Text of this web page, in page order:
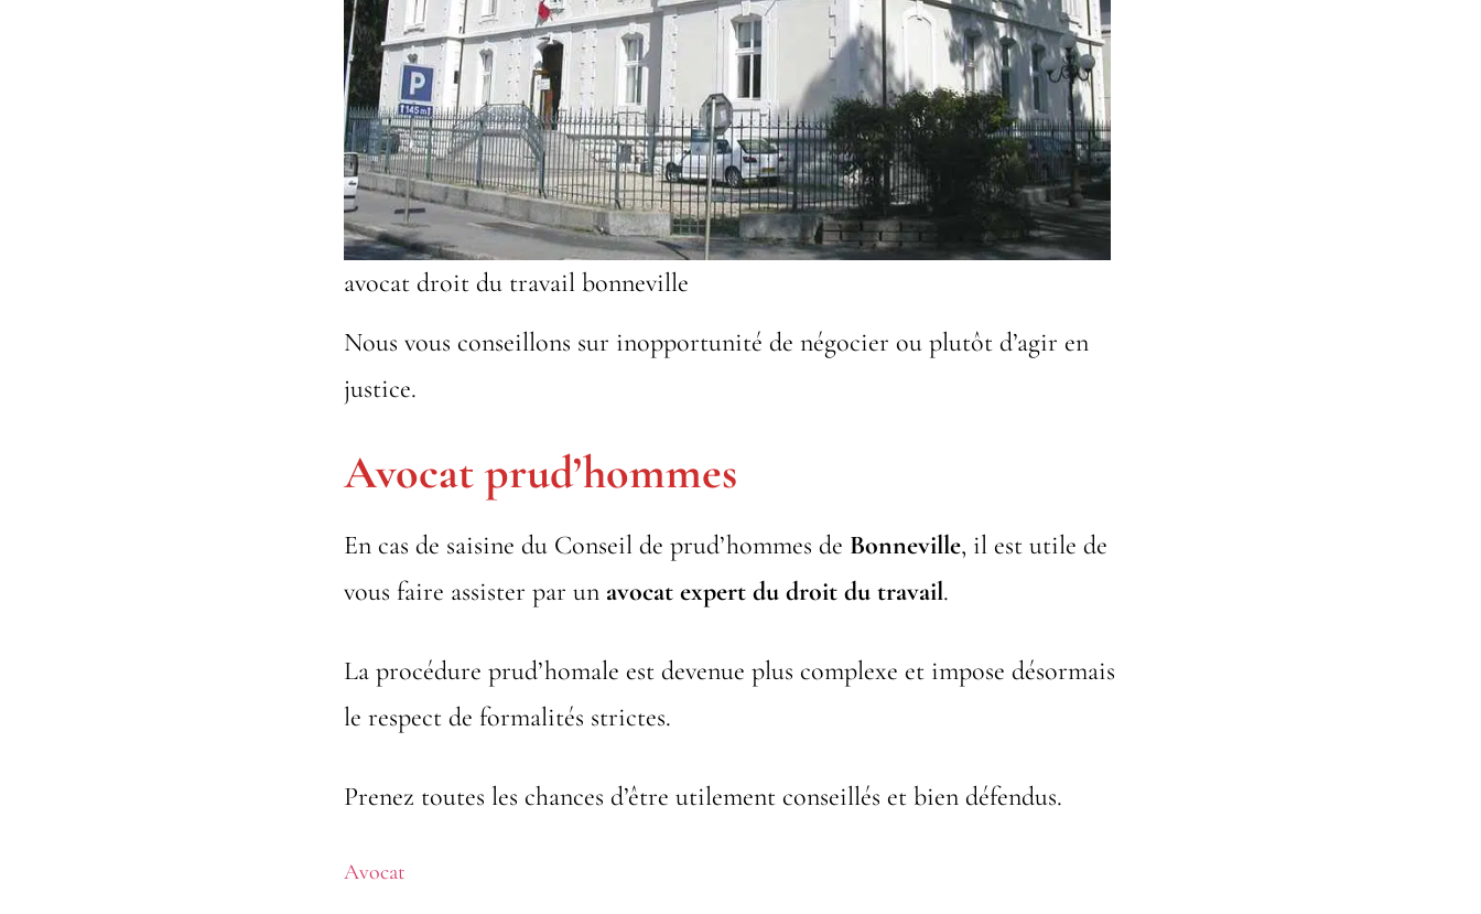
avocat droit du travail bonneville
Nous vous conseillons sur inopportunité de négocier ou plutôt d’agir en
justice.
Avocat prud’hommes
En cas de saisine du Conseil de prud’hommes de Bonneville, il est utile de
vous faire assister par un avocat expert du droit du travail.
La procédure prud’homale est devenue plus complexe et impose désormais
le respect de formalités strictes.
Prenez toutes les chances d’être utilement conseillés et bien défendus.
Avocat